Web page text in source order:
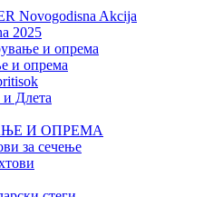
Novogodisna Akcija
2025
и опрема
и опрема
и Длета
И ОПРЕМА
за сечење